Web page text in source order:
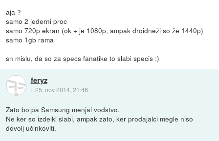
aja ?
samo 2 jederni proc
samo 720p ekran (ok + je 1080p, ampak droidneži so že 1440p)
samo 1gb rama
sn mislu, da so za specs fanatike to slabi specis :)
feryz
::25. nov 2014, 21:46
Zato bo pa Samsung menjal vodstvo.
Ne ker so izdelki slabi, ampak zato, ker prodajalci megle niso
dovolj učinkoviti.